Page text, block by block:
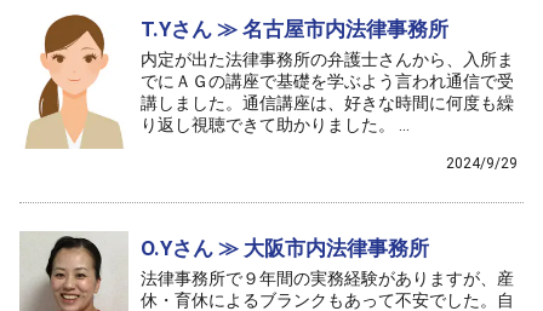
T.Yさん ≫ 名古屋市内法律事務所
内定が出た法律事務所の弁護士さんから、入所ま
でにＡＧの講座で基礎を学ぶよう言われ通信で受
講しました。通信講座は、好きな時間に何度も繰
り返し視聴できて助かりました。 ...
2024/9/29
O.Yさん ≫ 大阪市内法律事務所
法律事務所で９年間の実務経験がありますが、産
休・育休によるブランクもあって不安でした。自